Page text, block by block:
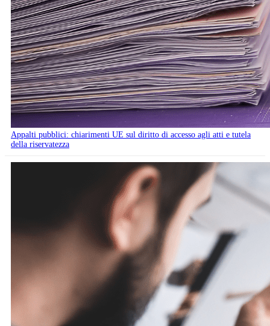
Appalti pubblici: chiarimenti UE sul diritto di accesso agli atti e tutela
della riservatezza